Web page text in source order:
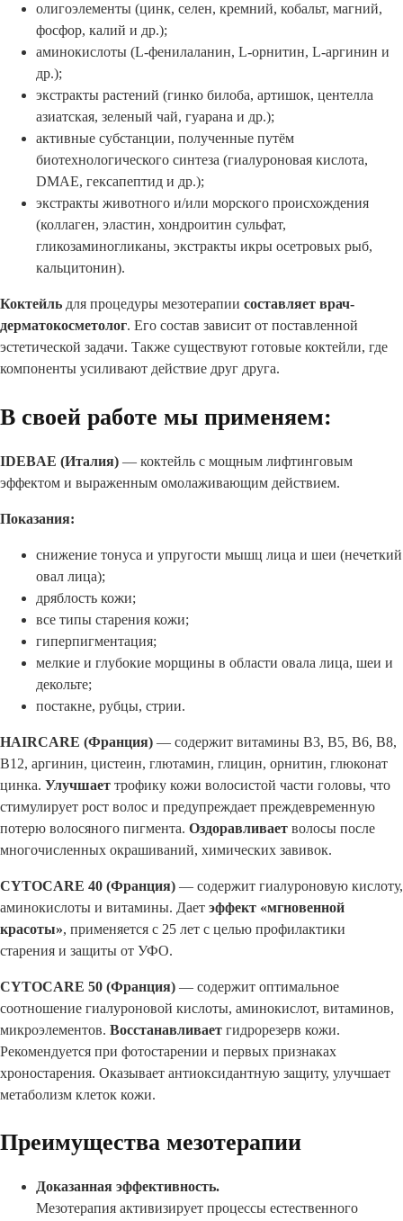
олигоэлементы (цинк, селен, кремний, кобальт, магний,
фосфор, калий и др.);
аминокислоты (L-фенилаланин, L-орнитин, L-аргинин и
др.);
экстракты растений (гинко билоба, артишок, центелла
азиатская, зеленый чай, гуарана и др.);
активные субстанции, полученные путём
биотехнологического синтеза (гиалуроновая кислота,
DMAE, гексапептид и др.);
экстракты животного и/или морского происхождения
(коллаген, эластин, хондроитин сульфат,
гликозаминогликаны, экстракты икры осетровых рыб,
кальцитонин).
Коктейль для процедуры мезотерапии составляет врач-
дерматокосметолог. Его состав зависит от поставленной
эстетической задачи. Также существуют готовые коктейли, где
компоненты усиливают действие друг друга.
В своей работе мы применяем:
IDEBAE (Италия) — коктейль с мощным лифтинговым
эффектом и выраженным омолаживающим действием.
Показания:
снижение тонуса и упругости мышц лица и шеи (нечеткий
овал лица);
дряблость кожи;
все типы старения кожи;
гиперпигментация;
мелкие и глубокие морщины в области овала лица, шеи и
декольте;
постакне, рубцы, стрии.
HAIRCARE (Франция) — содержит витамины В3, В5, В6, В8,
В12, аргинин, цистеин, глютамин, глицин, орнитин, глюконат
цинка. Улучшает трофику кожи волосистой части головы, что
стимулирует рост волос и предупреждает преждевременную
потерю волосяного пигмента. Оздоравливает волосы после
многочисленных окрашиваний, химических завивок.
CYTOCARE 40 (Франция) — содержит гиалуроновую кислоту,
аминокислоты и витамины. Дает эффект «мгновенной
красоты», применяется с 25 лет с целью профилактики
старения и защиты от УФО.
CYTOCARE 50 (Франция) — содержит оптимальное
соотношение гиалуроновой кислоты, аминокислот, витаминов,
микроэлементов. Восстанавливает гидрорезерв кожи.
Рекомендуется при фотостарении и первых признаках
хроностарения. Оказывает антиоксидантную защиту, улучшает
метаболизм клеток кожи.
Преимущества мезотерапии
Доказанная эффективность.
Мезотерапия активизирует процессы естественного